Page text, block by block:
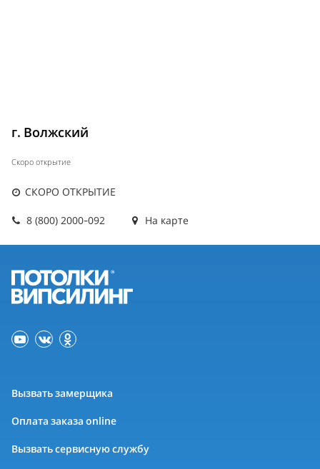
г. Волжский
Скоро открытие
СКОРО ОТКРЫТИЕ
8 (800) 2000-092 На карте
Вызвать замерщика
Оплата заказа online
Вызвать сервисную службу